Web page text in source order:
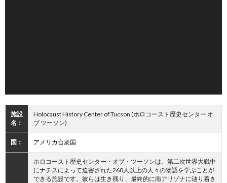
施設
名：
Holocaust History Center of Tucson (ホロコースト歴史センター オ
ブ ツーソン)
国： アメリカ合衆国
ホロコースト歴史センター・オブ・ツーソンは、第二次世界大戦中
にナチスによって迫害された260人以上の人々の物語を学ぶことが
できる施設です。彼らは生き残り、最終的に南アリゾナに辿り着き